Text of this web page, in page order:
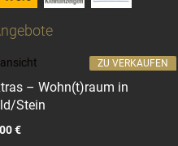
– Wohn(t)raum in
Stein
€
ZU VERKAUFEN